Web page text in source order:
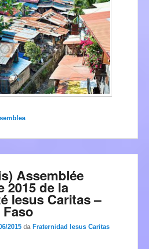
Assemblée
2015 de la
Iesus Caritas –
2015 da Fraternidad Iesus Caritas